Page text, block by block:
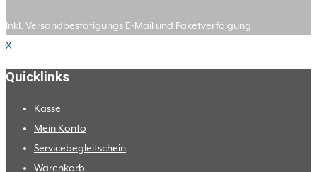
Inkl. Versandbestätigungs E-Mail und Paketverfolgung
X
Quicklinks
Kasse
Mein Konto
Servicebegleitschein
Warenkorb